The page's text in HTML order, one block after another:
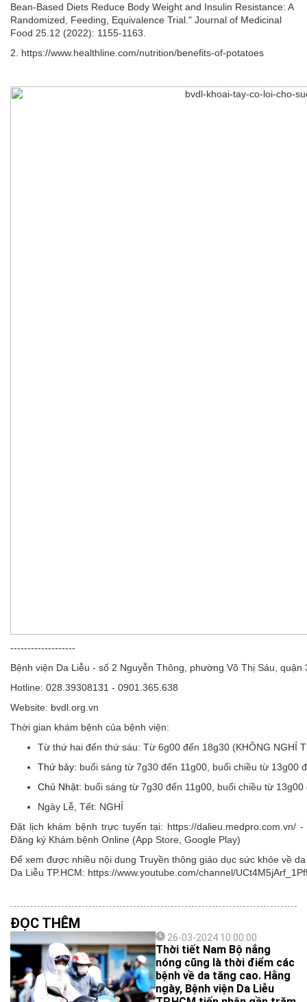
Bean-Based Diets Reduce Body Weight and Insulin Resistance: A
Randomized, Feeding, Equivalence Trial." Journal of Medicinal
Food 25.12 (2022): 1155-1163.
2. https://www.healthline.com/nutrition/benefits-of-potatoes
-------------------
Bệnh viện Da Liễu - số 2 Nguyễn Thông, phường Võ Thị Sáu, quận
Hotline: 028.39308131 - 0901.365.638
Website: bvdl.org.vn
Thời gian khám bệnh của bệnh viện:
Từ thứ hai đến thứ sáu: Từ 6g00 đến 18g30 (KHÔNG NGHỈ
Thứ bảy: buổi sáng từ 7g30 đến 11g00, buổi chiều từ 13g00
Chủ Nhật: buổi sáng từ 7g30 đến 11g00, buổi chiều từ 13g00
Ngày Lễ, Tết: NGHỈ
Đặt lịch khám bệnh trực tuyến tại: https://dalieu.medpro.com.vn/
Đăng ký Khám bệnh Online (App Store, Google Play)
Để xem được nhiều nội dung Truyền thông giáo dục sức khỏe về
Da Liễu TP.HCM: https://www.youtube.com/channel/
ĐỌC THÊM
26-03-2024 10:00:00
Thời tiết Nam Bộ nắng
nóng cũng là thời điểm các
bệnh về da tăng cao. Hằng
ngày, Bệnh viện Da Liễu